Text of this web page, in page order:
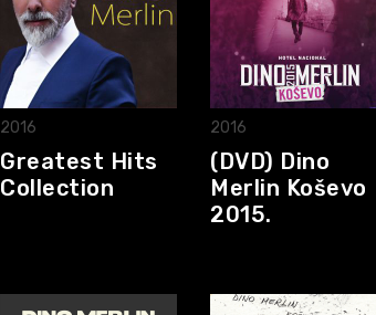
2016
Greatest Hits
Collection
2016
(DVD) Dino
Merlin Koševo
2015.